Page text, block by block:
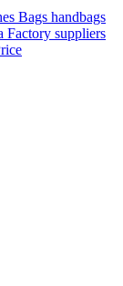
Bags handbags
Factory suppliers